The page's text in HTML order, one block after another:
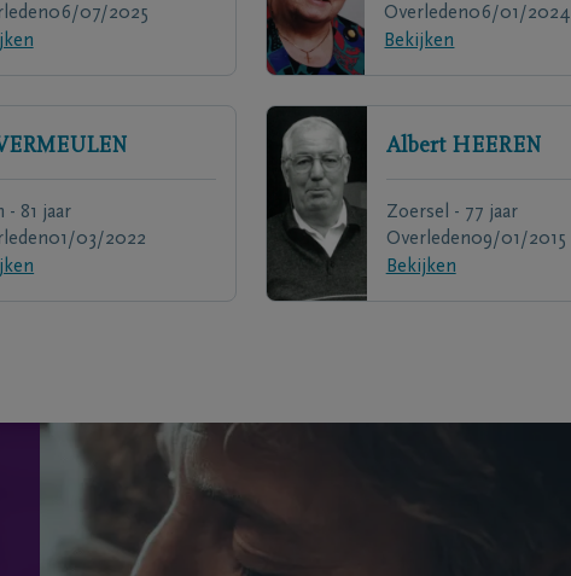
06/07/2025
Overleden06/01/2024
Bekijken
- 81 jaar
01/03/2022
Albert HEEREN
Zoersel - 77 jaar
Overleden09/01/2015
Bekijken